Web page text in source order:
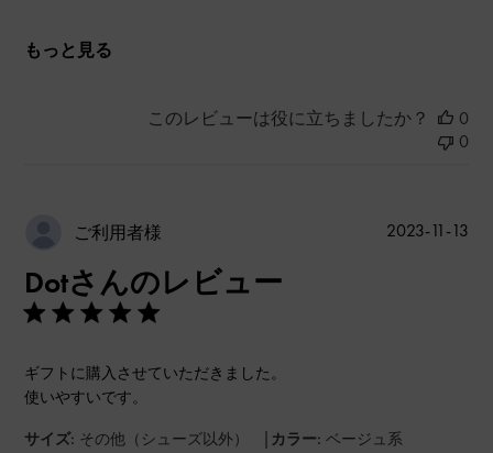
もっと見る
このレビューは役に立ちましたか？
0
0
ご利用者様
Dotさんのレビュー
ギフトに購入させていただきました。
使いやすいです。
サイズ: その他（シューズ以外） | カラー: ベージュ系
公
2023-11-13